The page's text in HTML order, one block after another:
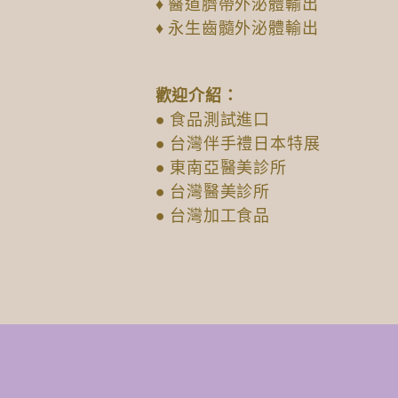
♦ 醫道臍帶外泌體輸出
♦ 永生齒髓外泌體輸出
歡迎介紹：
● 食品測試進口
● 台灣伴手禮日本特展
● 東南亞醫美診所
● 台灣醫美診所
● 台灣加工食品